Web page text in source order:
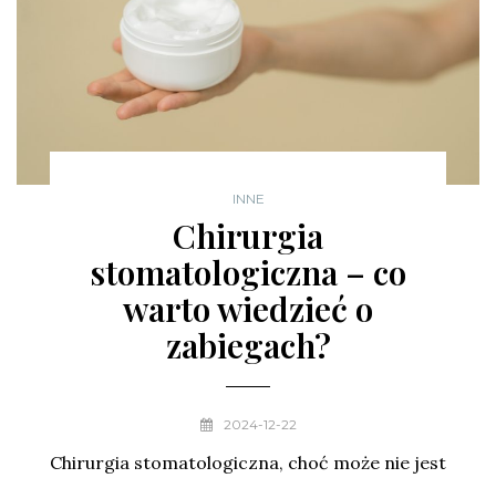
INNE
Chirurgia
stomatologiczna – co
warto wiedzieć o
zabiegach?
2024-12-22
Chirurgia stomatologiczna, choć może nie jest